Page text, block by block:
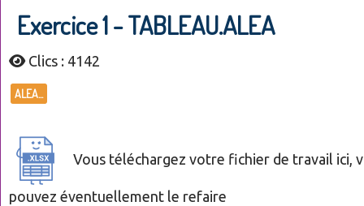
Exercice 1 - TABLEAU.ALEA
Clics : 4142
ALEA...
Vous téléchargez votre fichier de travail ici,
pouvez éventuellement le refaire